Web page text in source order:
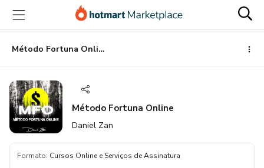
para
conteúdo
principal
para
pagamento
para
rodapé
Método Fortuna Online
Método Fortuna Online
Daniel Zan
Formato: Cursos Online e Serviços de Assinatura